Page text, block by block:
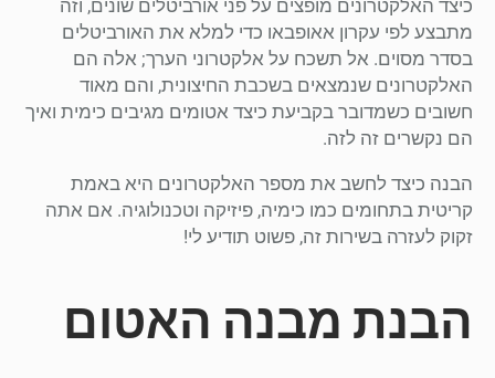
כיצד האלקטרונים מופצים על פני אורביטלים שונים, וזה
מתבצע לפי עקרון אאופבאו כדי למלא את האורביטלים
בסדר מסוים. אל תשכח על אלקטרוני הערך; אלה הם
האלקטרונים שנמצאים בשכבת החיצונית, והם מאוד
חשובים כשמדובר בקביעת כיצד אטומים מגיבים כימית ואיך
הם נקשרים זה לזה.
הבנה כיצד לחשב את מספר האלקטרונים היא באמת
קריטית בתחומים כמו כימיה, פיזיקה וטכנולוגיה. אם אתה
זקוק לעזרה בשירות זה, פשוט תודיע לי!
הבנת מבנה האטום